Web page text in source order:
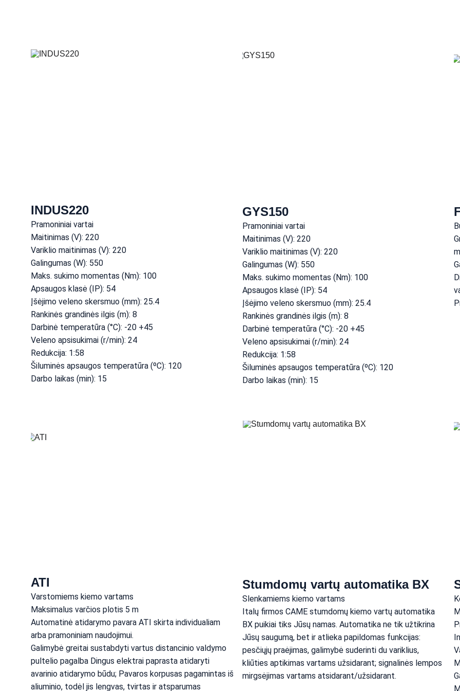
INDUS220
Pramoniniai vartai
Maitinimas (V): 220
Variklio maitinimas (V): 220
Galingumas (W): 550
Maks. sukimo momentas (Nm): 100
Apsaugos klasė (IP): 54
Įšėjimo veleno skersmuo (mm): 25.4
Rankinės grandinės ilgis (m): 8
Darbinė temperatūra (°C): -20 +45
Veleno apsisukimai (r/min): 24
Redukcija: 1:58
Šiluminės apsaugos temperatūra (ºC): 120
Darbo laikas (min): 15
GYS150
Pramoniniai vartai
Maitinimas (V): 220
Variklio maitinimas (V): 220
Galingumas (W): 550
Maks. sukimo momentas (Nm): 100
Apsaugos klasė (IP): 54
Įšėjimo veleno skersmuo (mm): 25.4
Rankinės grandinės ilgis (m): 8
Darbinė temperatūra (°C): -20 +45
Veleno apsisukimai (r/min): 24
Redukcija: 1:58
Šiluminės apsaugos temperatūra (ºC): 120
Darbo laikas (min): 15
ATI
Varstomiems kiemo vartams
Maksimalus varčios plotis 5 m
Automatinė atidarymo pavara ATI skirta individualiam
arba pramoniniam naudojimui.
Galimybė greitai sustabdyti vartus distancinio valdymo
pultelio pagalba Dingus elektrai paprasta atidaryti
avarinio atidarymo būdu; Pavaros korpusas pagamintas iš
aliuminio, todėl jis lengvas, tvirtas ir atsparumas
Stumdomų vartų automatika BX
Slenkamiems kiemo vartams
Italų firmos CAME stumdomų kiemo vartų automatika
BX puikiai tiks Jūsų namas. Automatika ne tik užtikrina
Jūsų saugumą, bet ir atlieka papildomas funkcijas:
pesčiųjų praėjimas, galimybė suderinti du variklius,
kliūties aptikimas vartams užsidarant; signalinės lempos
mirgsėjimas vartams atsidarant/užsidarant.